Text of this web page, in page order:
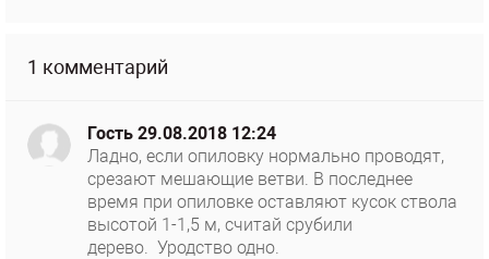
1 комментарий
Гость 29.08.2018 12:24
Ладно, если опиловку нормально проводят,
срезают мешающие ветви. В последнее
время при опиловке оставляют кусок ствола
высотой 1-1,5 м, считай срубили
дерево. Уродство одно.